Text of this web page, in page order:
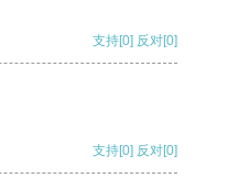
支持[0] 反对[0]
支持[0] 反对[0]